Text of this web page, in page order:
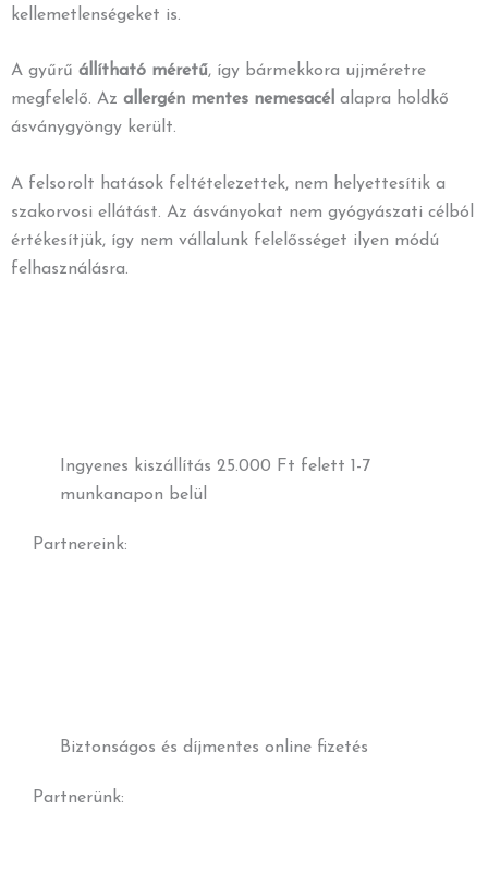
kellemetlenségeket is.
A gyűrű állítható méretű, így bármekkora ujjméretre
megfelelő. Az allergén mentes nemesacél alapra holdkő
ásványgyöngy került.
A felsorolt hatások feltételezettek, nem helyettesítik a
szakorvosi ellátást. Az ásványokat nem gyógyászati célból
értékesítjük, így nem vállalunk felelősséget ilyen módú
felhasználásra.
Ingyenes kiszállítás 25.000 Ft felett 1-7
munkanapon belül
Partnereink:
Biztonságos és díjmentes online fizetés
Partnerünk: